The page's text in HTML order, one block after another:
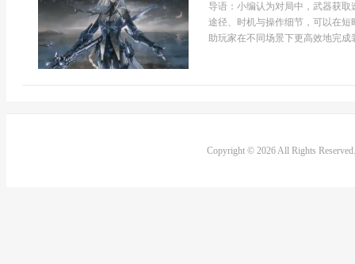
导语：小编认为对局中，武器获
途径、时机与操作细节，可以在
助玩家在不同场景下更高效地完
Copyright © 2026 All Rights